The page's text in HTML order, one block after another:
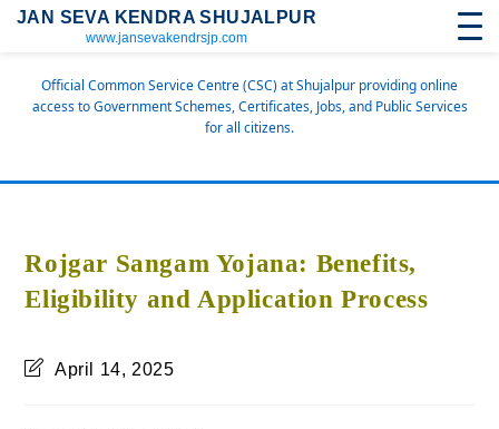
JAN SEVA KENDRA SHUJALPUR
www.jansevakendrsjp.com
Official Common Service Centre (CSC) at Shujalpur providing online
access to Government Schemes, Certificates, Jobs, and Public Services
for all citizens.
Rojgar Sangam Yojana: Benefits,
Eligibility and Application Process
April 14, 2025